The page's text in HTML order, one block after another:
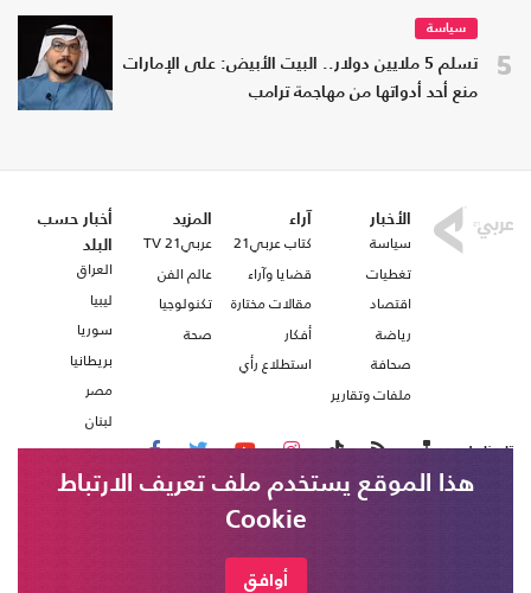
5
سياسة
تسلم 5 ملايين دولار.. البيت الأبيض: على الإمارات
منع أحد أدواتها من مهاجمة ترامب
الأخبار
سياسة
تغطيات
اقتصاد
رياضة
صحافة
ملفات وتقارير
آراء
كتاب عربي21
قضايا وآراء
مقالات مختارة
أفكار
استطلاع رأي
المزيد
عربي21 TV
عالم الفن
تكنولوجيا
صحة
أخبار حسب
البلد
العراق
ليبيا
سوريا
بريطانيا
مصر
لبنان
تابعنا على
هذا الموقع يستخدم ملف تعريف الارتباط
Cookie
أوافق